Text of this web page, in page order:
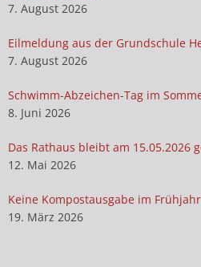
7. August 2026
Eilmeldung aus der Grundschule
7. August 2026
Schwimm-Abzeichen-Tag im
8. Juni 2026
Das Rathaus bleibt am 15.05.2026
12. Mai 2026
Keine Kompostausgabe im
19. März 2026